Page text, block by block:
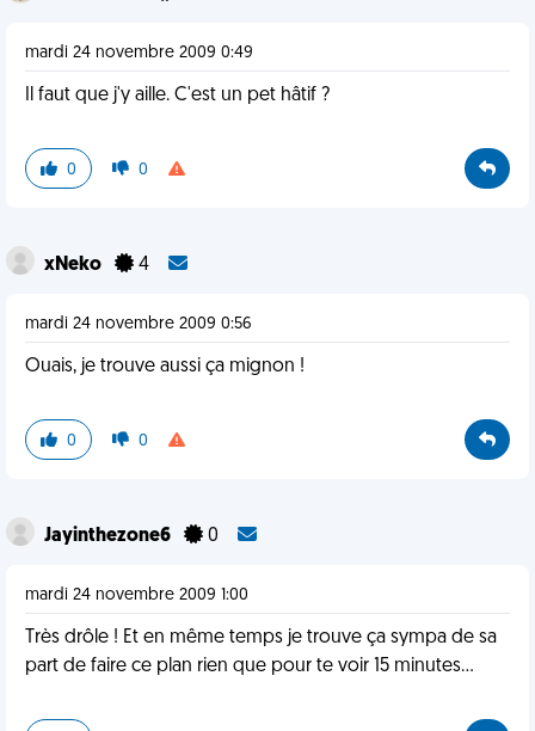
mardi 24 novembre 2009 0:49
Il faut que j'y aille. C'est un pet hâtif ?
0 0
xNeko 4
mardi 24 novembre 2009 0:56
Ouais, je trouve aussi ça mignon !
0 0
Jayinthezone6 0
mardi 24 novembre 2009 1:00
Très drôle ! Et en même temps je trouve ça sympa de sa
part de faire ce plan rien que pour te voir 15 minutes...